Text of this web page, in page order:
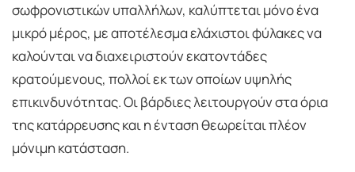
σωφρονιστικών υπαλλήλων, καλύπτεται μόνο ένα
μικρό μέρος, με αποτέλεσμα ελάχιστοι φύλακες να
καλούνται να διαχειριστούν εκατοντάδες
κρατούμενους, πολλοί εκ των οποίων υψηλής
επικινδυνότητας. Οι βάρδιες λειτουργούν στα όρια
της κατάρρευσης και η ένταση θεωρείται πλέον
μόνιμη κατάσταση.